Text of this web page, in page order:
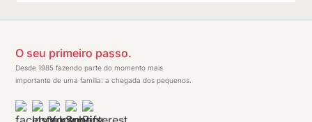
O seu primeiro passo.
Desde 1985 fazendo parte do momento mais
importante de uma família: a chegada dos pequenos.